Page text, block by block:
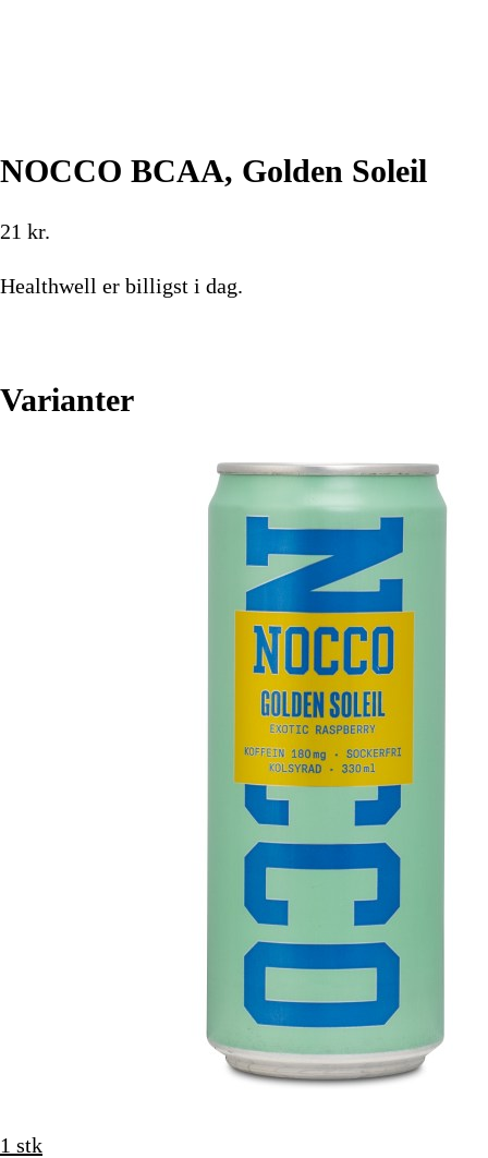
NOCCO BCAA, Golden Soleil
21 kr.
Healthwell er billigst i dag.
Varianter
1 stk